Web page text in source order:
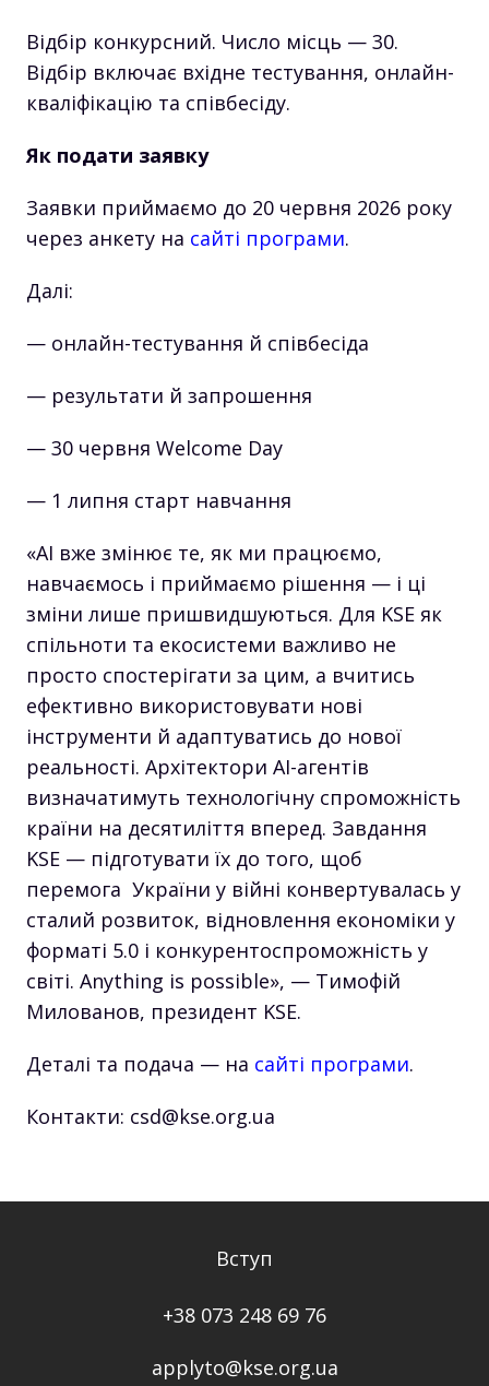
Відбір конкурсний. Число місць — 30.
Відбір включає вхідне тестування, онлайн-
кваліфікацію та співбесіду.
Як подати заявку
Заявки приймаємо до 20 червня 2026 року
через анкету на сайті програми.
Далі:
— онлайн-тестування й співбесіда
— результати й запрошення
— 30 червня Welcome Day
— 1 липня старт навчання
«AI вже змінює те, як ми працюємо,
навчаємось і приймаємо рішення — і ці
зміни лише пришвидшуються. Для KSE як
спільноти та екосистеми важливо не
просто спостерігати за цим, а вчитись
ефективно використовувати нові
інструменти й адаптуватись до нової
реальності. Архітектори АІ-агентів
визначатимуть технологічну спроможність
країни на десятиліття вперед. Завдання
KSE — підготувати їх до того, щоб
перемога України у війні конвертувалась у
сталий розвиток, відновлення економіки у
форматі 5.0 і конкурентоспроможність у
світі. Anything is possible», — Тимофій
Милованов, президент KSE.
Деталі та подача — на сайті програми.
Контакти: csd@kse.org.ua
Вступ
+38 073 248 69 76
applyto@kse.org.ua